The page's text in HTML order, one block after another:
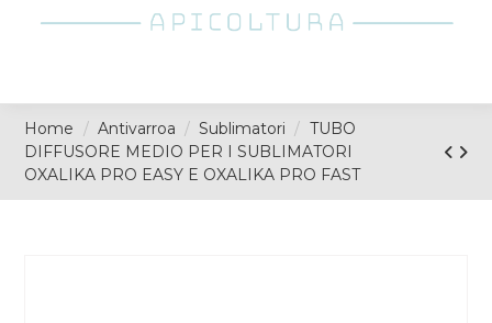
Home Antivarroa Sublimatori
TUBO
DIFFUSORE MEDIO PER I SUBLIMATORI
OXALIKA PRO EASY E OXALIKA PRO FAST